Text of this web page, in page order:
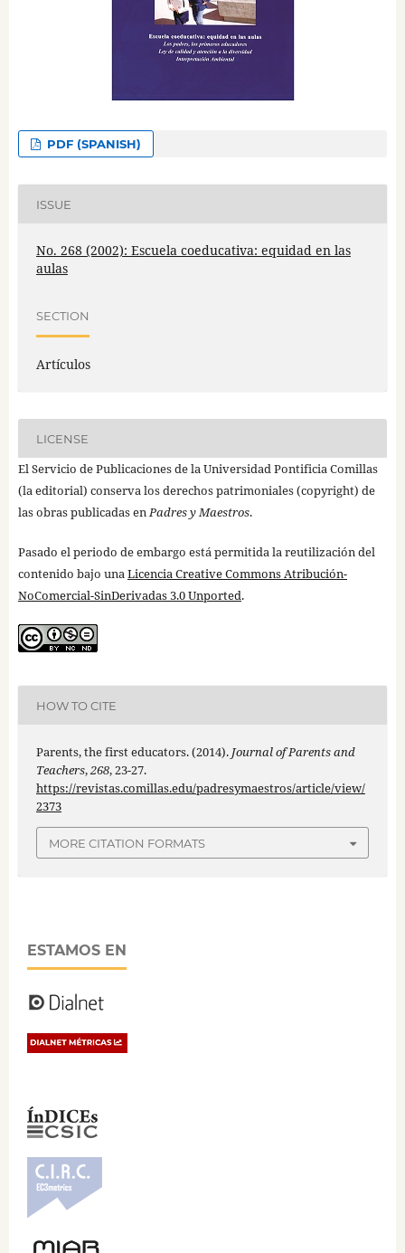
PDF (SPANISH)
ISSUE
No. 268 (2002): Escuela coeducativa: equidad en las
aulas
SECTION
Artículos
LICENSE
El Servicio de Publicaciones de la Universidad Pontificia Comillas
(la editorial) conserva los derechos patrimoniales (copyright) de
las obras publicadas enPadres y Maestros.
Pasado el periodo de embargo está permitida la reutilización del
contenido bajo unaLicencia Creative Commons Atribución-
NoComercial-SinDerivadas 3.0 Unported.
HOW TO CITE
Parents, the first educators. (2014). Journal of Parents and
Teachers,268, 23-27.
https://revistas.comillas.edu/padresymaestros/article/view/
2373
MORE CITATION FORMATS
ESTAMOS EN